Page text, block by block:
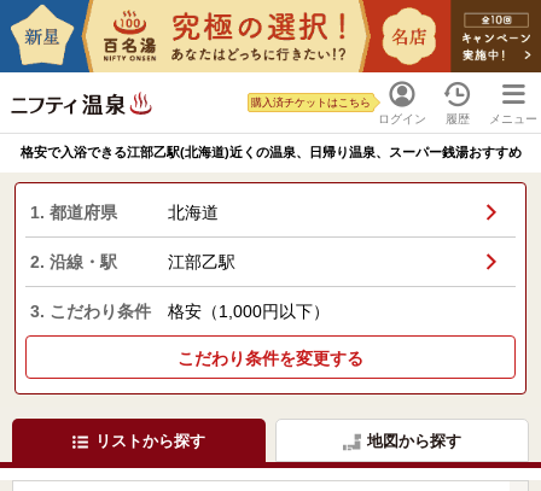
ログイン
購入済チケットはこちら
履歴 メニュー
格安で入浴できる江部乙駅(北海道)近くの温泉、日帰り温泉、スーパー銭湯おすすめ
1. 都道府県 北海道
2. 沿線・駅 江部乙駅
3. こだわり条件 格安（1,000円以下）
こだわり条件を変更する
リストから探す 地図から探す